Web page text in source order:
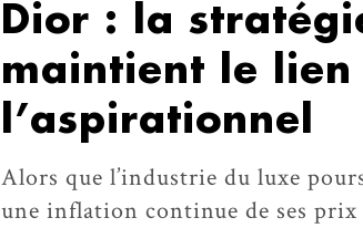
Dior : la
maintient le lien
l’aspirationnel
Alors que l’industrie du luxe
une inflation continue de ses prix